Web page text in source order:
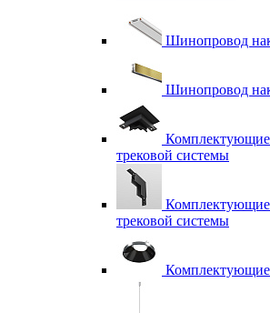
Шинопровод
Шинопровод
Комплектующие
трековой системы
Комплектующие
трековой системы
Комплектующие